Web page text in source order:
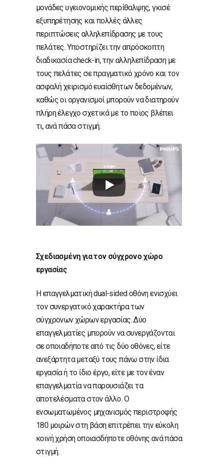
μονάδες υγειονομικής περίθαλψης, γκισέ
εξυπηρέτησης και πολλές άλλες
περιπτώσεις αλληλεπίδρασης με τους
πελάτες. Υποστηρίζει την απρόσκοπτη
διαδικασία check-in, την αλληλεπίδραση με
τους πελάτες σε πραγματικό χρόνο και τον
ασφαλή χειρισμό ευαίσθητων δεδομένων,
καθώς οι οργανισμοί μπορούν να διατηρούν
πλήρη έλεγχο σχετικά με το ποιος βλέπει
τι, ανά πάσα στιγμή.
Σχεδιασμένη για τον σύγχρονο χώρο
εργασίας
Η επαγγελματική dual-sided οθόνη ενισχύει
τον συνεργατικό χαρακτήρα των
σύγχρονων χώρων εργασίας. Δύο
επαγγελματίες μπορούν να συνεργάζονται
σε οποιαδήποτε από τις δύο οθόνες, είτε
ανεξάρτητα μεταξύ τους πάνω στην ίδια
εργασία ή το ίδιο έργο, είτε με τον έναν
επαγγελματία να παρουσιάζει τα
αποτελέσματα στον άλλο. Ο
ενσωματωμένος μηχανισμός περιστροφής
180 μοιρών στη βάση επιτρέπει την εύκολη
κοινή χρήση οποιασδήποτε οθόνης ανά πάσα
στιγμή.